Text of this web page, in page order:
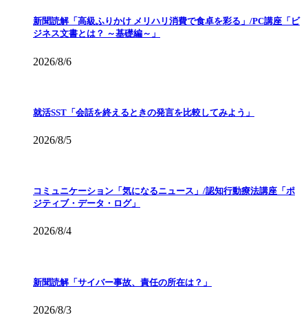
新聞読解「高級ふりかけ メリハリ消費で食卓を彩る」/PC講座「ビ
ジネス文書とは？ ～基礎編～」
2026/8/6
就活SST「会話を終えるときの発言を比較してみよう」
2026/8/5
コミュニケーション「気になるニュース」/認知行動療法講座「ポ
ジティブ・データ・ログ」
2026/8/4
新聞読解「サイバー事故、責任の所在は？」
2026/8/3